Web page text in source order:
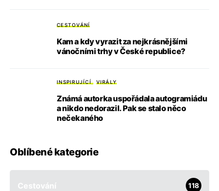
CESTOVÁNÍ
Kam a kdy vyrazit za nejkrásnějšími
vánočními trhy v České republice?
INSPIRUJÍCÍ VIRÁLY
Známá autorka uspořádala autogramiádu
a nikdo nedorazil. Pak se stalo něco
nečekaného
Oblíbené kategorie
Cestování 118